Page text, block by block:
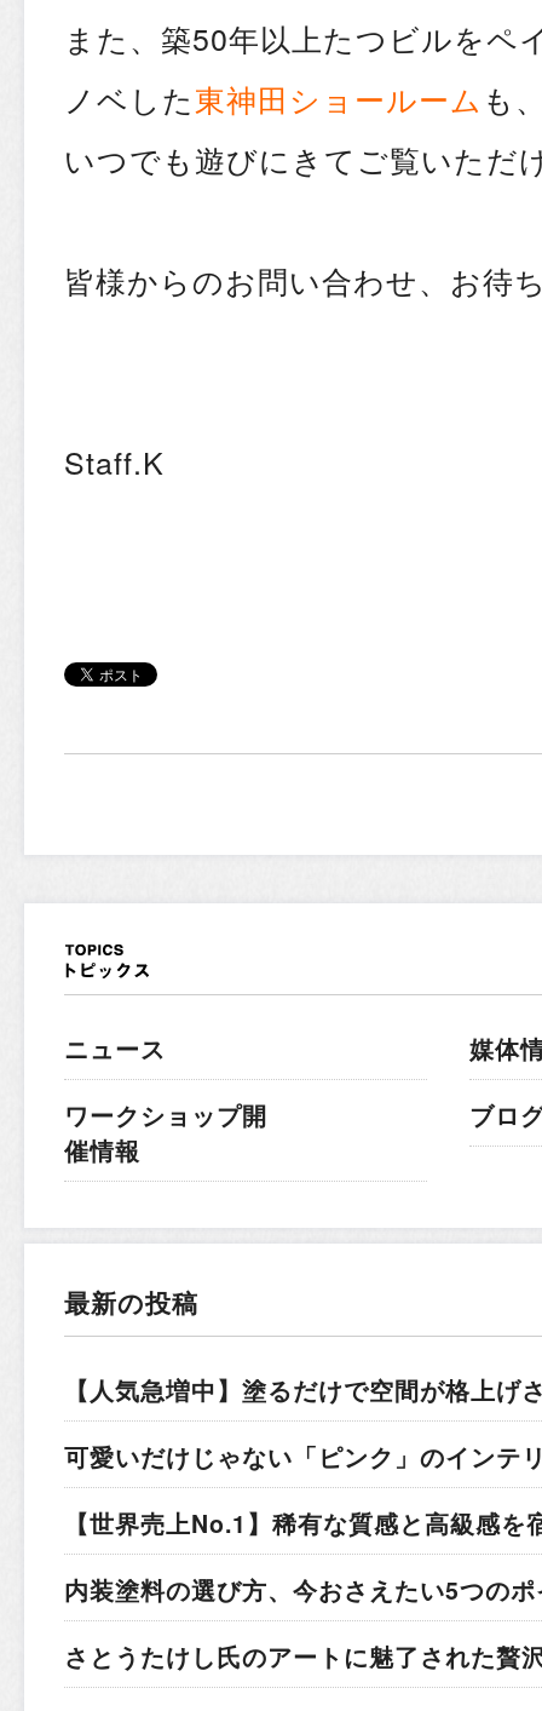
また、築50年以上たつビルをペ
ノベした東神田ショールーム も
いつでも遊びにきてご覧いただ
皆様からのお問い合わせ、お待
Staff.K
ニュース
ワークショップ開
催情報
媒体
ブロ
最新の投稿
【人気急増中】塗るだけで空間が格上げ
可愛いだけじゃない「ピンク」のインテ
【世界売上No.1】稀有な質感と高級感を
内装塗料の選び方、今おさえたい5つの
さとうたけし氏のアートに魅了された贅